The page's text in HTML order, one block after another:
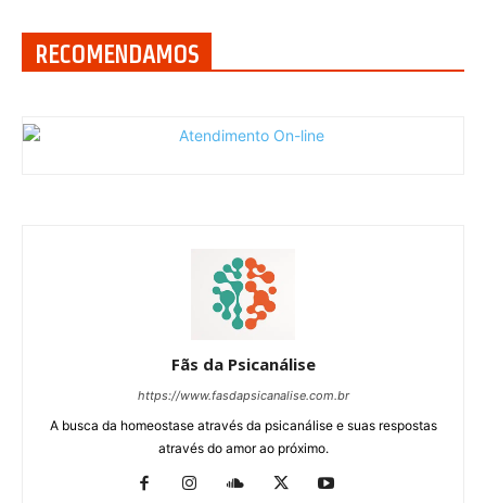
RECOMENDAMOS
Fãs da Psicanálise
https://www.fasdapsicanalise.com.br
A busca da homeostase através da psicanálise e suas respostas
através do amor ao próximo.